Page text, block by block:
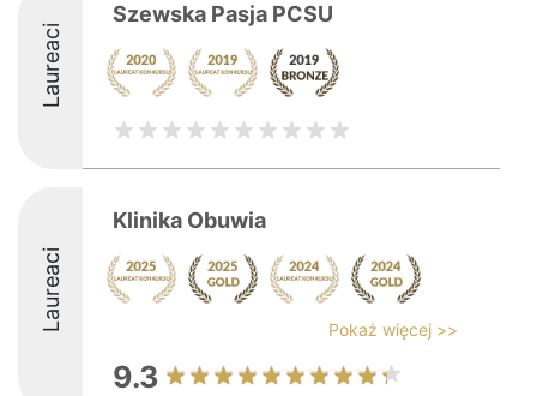
Laureaci
Szewska Pasja PCSU
Laureaci
Klinika Obuwia
Pokaż więcej >>
9.3